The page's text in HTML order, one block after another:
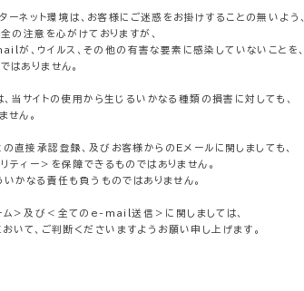
ト環境は、お客様にご迷惑をお掛けすることの無いよう、
注意を心がけておりますが、
ウイルス、その他の有害な要素に感染していないことを、
ありません。
サイトの使用から生じるいかなる種類の損害に対しても、
ん。
接承認登録、及びお客様からのＥメールに関しましても、
ィー＞を保障できるものではありません。
なる責任も負うものではありません。
＞及び＜全てのe-mail送信＞に関しましては、
、ご判断くださいますようお願い申し上げます。